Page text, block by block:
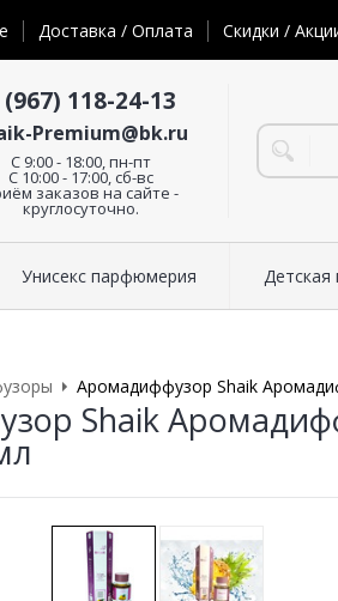
Доставка / Оплата Скидки /
(967) 118-24-13
Premium@bk.ru
C 9:00 - 18:00, пн-пт
С 10:00 - 17:00, сб-вс
заказов на сайте -
круглосуточно.
Унисекс парфюмерия
Аромадиффузор Shaik
Shaik